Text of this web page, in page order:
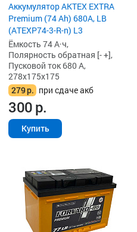
Аккумулятор AKTEX EXTRA
Premium (74 Ah) 680A, LB
(ATEXP74-3-R-n) L3
Ёмкость 74 А·ч,
Полярность обратная [- +],
Пусковой ток 680 А,
278x175x175
279р. при сдаче акб
300р.
Купить